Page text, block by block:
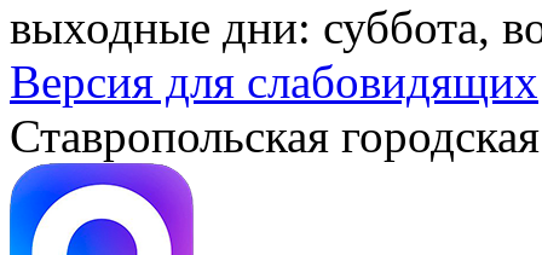
выходные дни: суббота,
Версия для слабовидящих
Ставропольская